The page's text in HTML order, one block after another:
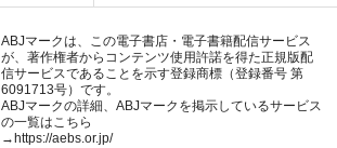
ABJマークは、この電子書店・電子書籍配信サービス
が、著作権者からコンテンツ使用許諾を得た正規版配
信サービスであることを示す登録商標（登録番号 第
6091713号）です。
ABJマークの詳細、ABJマークを掲示しているサービス
の一覧はこちら
→ https://aebs.or.jp/